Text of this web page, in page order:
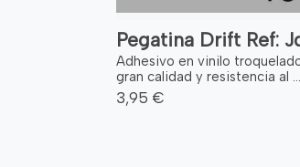
Pegatina Drift Ref:
Adhesivo en vinilo
gran calidad y resistencia al ...
3,95 €